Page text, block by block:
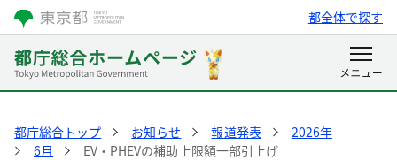
都全体で探す
都庁総合トップ お知らせ 報道発表
2026年
6月
EV・PHEVの補助上限額一部引上げ